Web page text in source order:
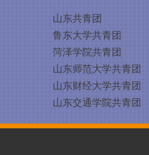
山东共青团
鲁东大学共青团
菏泽学院共青团
山东师范大学共青团
山东财经大学共青团
山东交通学院共青团